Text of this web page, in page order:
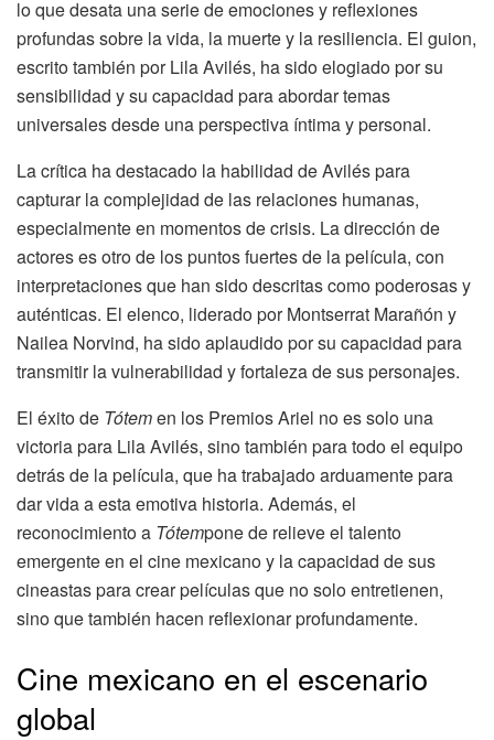
lo que desata una serie de emociones y reflexiones
profundas sobre la vida, la muerte y la resiliencia. El guion,
escrito también por Lila Avilés, ha sido elogiado por su
sensibilidad y su capacidad para abordar temas
universales desde una perspectiva íntima y personal.
La crítica ha destacado la habilidad de Avilés para
capturar la complejidad de las relaciones humanas,
especialmente en momentos de crisis. La dirección de
actores es otro de los puntos fuertes de la película, con
interpretaciones que han sido descritas como poderosas y
auténticas. El elenco, liderado por Montserrat Marañón y
Nailea Norvind, ha sido aplaudido por su capacidad para
transmitir la vulnerabilidad y fortaleza de sus personajes.
El éxito de Tótemen los Premios Ariel no es solo una
victoria para Lila Avilés, sino también para todo el equipo
detrás de la película, que ha trabajado arduamente para
dar vida a esta emotiva historia. Además, el
reconocimiento a Tótempone de relieve el talento
emergente en el cine mexicano y la capacidad de sus
cineastas para crear películas que no solo entretienen,
sino que también hacen reflexionar profundamente.
Cine mexicano en el escenario
global